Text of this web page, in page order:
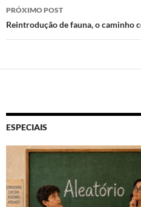
PRÓXIMO POST
Reintrodução de fauna, o caminho
ESPECIAIS